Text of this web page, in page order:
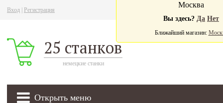
Вход Регистрация
25 станков
немецкие станки
Открыть меню
Москва
Вы здесь? Да Нет
Ближайший магазин: